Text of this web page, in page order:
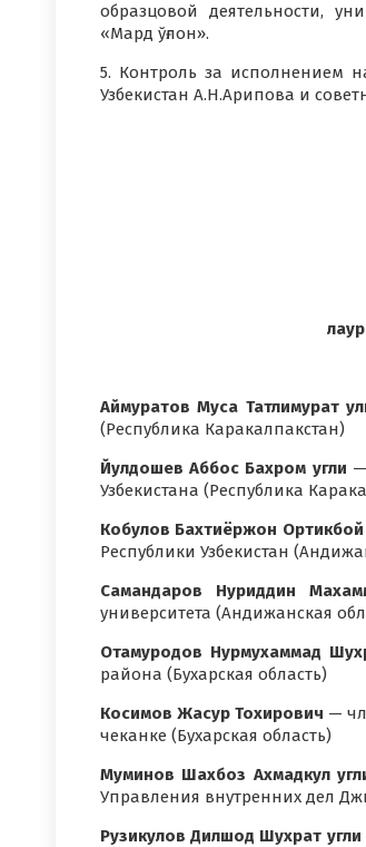
образцовой деятельности,
«Мард ўғлон».
5. Контроль за исполнением
Узбекистан А.Н.Арипова и
Аймуратов Муса Татлимурат
(Республика Каракалпакстан)
Йулдошев Аббос Бахром угли
Узбекистана (Республика
Кобулов Бахтиёржон Ортикбой
Республики Узбекистан
Самандаров Нуриддин
университета (Андижанская
Отамуродов Нурмухаммад
района (Бухарская область)
Косимов Жасур Тохирович —
чеканке (Бухарская область)
Муминов Шахбоз Ахмадкул
Управления внутренних дел
Рузикулов Дилшод Шухрат угли